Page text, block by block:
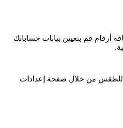
أرقام قم بتعيين بيانات حساباتك
يجب عليك إضافة مفتاح API للطقس من خلال صفحة إعدادات